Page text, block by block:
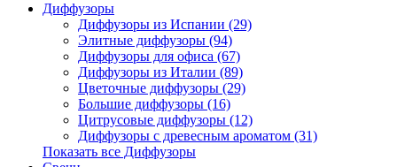
Диффузоры
Диффузоры из Испании (29)
Элитные диффузоры (94)
Диффузоры для офиса (67)
Диффузоры из Италии (89)
Цветочные диффузоры (29)
Большие диффузоры (16)
Цитрусовые диффузоры (12)
Диффузоры с древесным ароматом (31)
Показать все Диффузоры